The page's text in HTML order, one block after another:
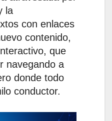
la
con enlaces
contenido,
que
navegando a
donde todo
conductor.